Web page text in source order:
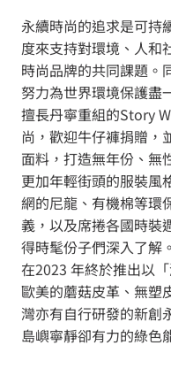
永續時尚的追求是可持
度來支持對環境、人和
時尚品牌的共同課題。
努力為世界環境保護盡
擅長丹寧重組的Story
尚，歡迎牛仔褲捐贈，
面料，打造無年份、無
更加年輕街頭的服裝風
網的尼龍、有機棉等環
義，以及席捲各國時裝
得時髦份子們深入了解
在2023 年終於推出以
歐美的蘑菇皮革、無塑
灣亦有自行研發的新創
島嶼寧靜卻有力的綠色